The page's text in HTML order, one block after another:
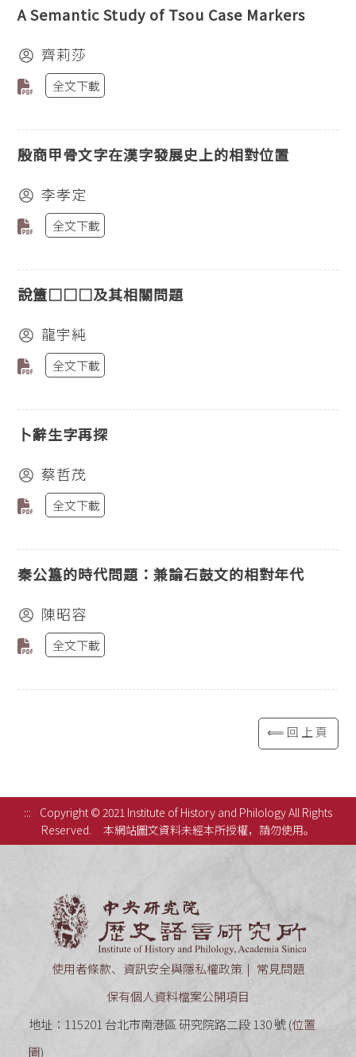
A Semantic Study of Tsou Case Markers
齊莉莎
全文下載
殷商甲骨文字在漢字發展史上的相對位置
李孝定
全文下載
說簠□□□及其相關問題
龍宇純
全文下載
卜辭生字再探
蔡哲茂
全文下載
秦公簋的時代問題：兼論石鼓文的相對年代
陳昭容
全文下載
⟸回上頁
:::
Copyright © 2021 Institute of History and Philology All Rights
Reserved.
本網站圖文資料未經本所授權，請勿使用。
使用者條款、資訊安全與隱私權政策
常見問題
保有個人資料檔案公開項目
地址：115201 台北市南港區 研究院路二段 130 號 (位置
圖)